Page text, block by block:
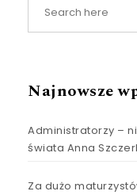
Najnowsze
Administratorzy –
świata Anna
Za dużo